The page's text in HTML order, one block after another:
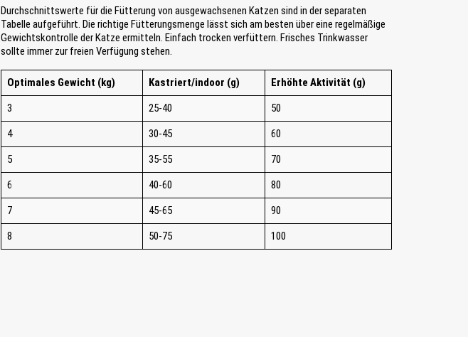
Durchschnittswerte für die Fütterung von ausgewachsenen Katzen sind in der separaten
Tabelle aufgeführt. Die richtige Fütterungsmenge lässt sich am besten über eine regelmäßige
Gewichtskontrolle der Katze ermitteln. Einfach trocken verfüttern. Frisches Trinkwasser
sollte immer zur freien Verfügung stehen.
Optimales Gewicht (kg) Kastriert/indoor (g)
Erhöhte Aktivität (g)
3
25-40
50
4
30-45
60
5
35-55
70
6
40-60
80
7
45-65
90
8
50-75 100